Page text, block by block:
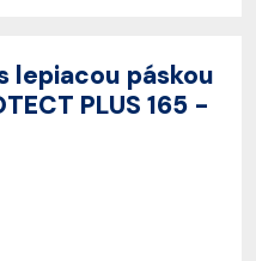
lepiacou páskou
PLUS 165 -